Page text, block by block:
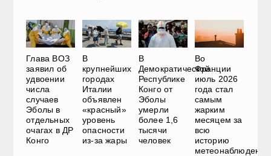
Глава ВОЗ
заявил об
удвоении
числа
случаев
Эболы в
отдельных
очагах в ДР
Конго
В
крупнейших
городах
Италии
объявлен
«красный»
уровень
опасности
из-за жары
В
Демократической
Республике
Конго от
Эболы
умерли
более 1,6
тысячи
человек
Во
Франции
июль 2026
года стал
самым
жарким
месяцем за
всю
историю
метеонаблюдений